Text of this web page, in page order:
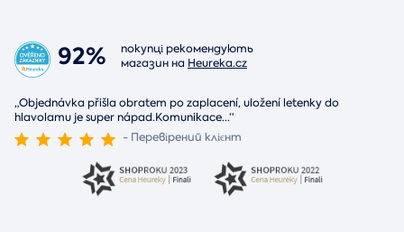
92%
покупці рекомендують
магазин на Heureka.cz
„Objednávka přišla obratem po zaplacení, uložení letenky do
hlavolamu je super nápad.Komunikace...“
- Перевірений клієнт